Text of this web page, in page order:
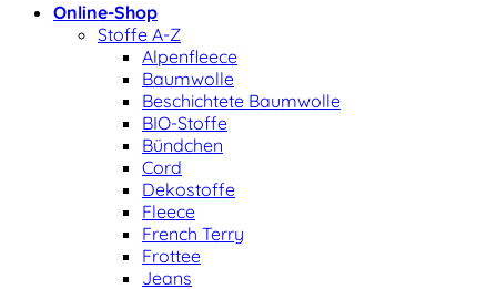
Online-Shop
Stoffe A-Z
Alpenfleece
Baumwolle
Beschichtete Baumwolle
BIO-Stoffe
Bündchen
Cord
Dekostoffe
Fleece
French Terry
Frottee
Jeans